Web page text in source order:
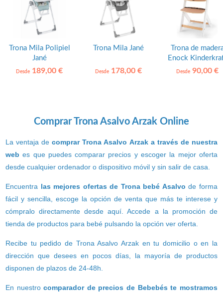
Trona Mila Polipiel
Jané
Desde 189,00 €
Trona Mila Jané
Desde178,00 €
Trona de
Enock
Desde90,00 €
Comprar Trona Asalvo Arzak Online
La ventaja decomprar Trona Asalvo Arzak a través de nuestra
web es que puedes comparar precios y escoger la mejor oferta
desde cualquier ordenador o dispositivo móvil y sin salir de casa.
Encuentra las mejores ofertas de Trona bebé Asalvo de forma
fácil y sencilla, escoge la opción de venta que más te interese y
cómpralo directamente desde aquí. Accede a la promoción de
tienda de productos para bebé pulsando la opción ver oferta.
Recibe tu pedido de Trona Asalvo Arzak en tu domicilio o en la
dirección que desees en pocos días, la mayoría de productos
disponen de plazos de 24-48h.
En nuestrocomparador de precios de Bebebés te mostramos